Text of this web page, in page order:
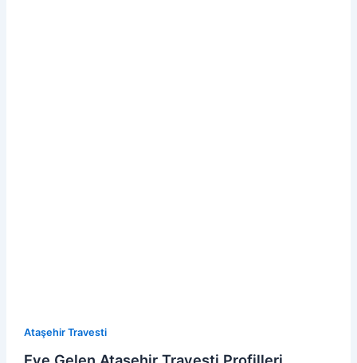
Ataşehir Travesti